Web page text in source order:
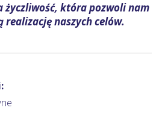
życzliwość, która pozwoli nam
realizację naszych celów.